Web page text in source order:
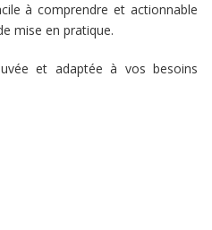
à comprendre et actionnable
mise en pratique.
et adaptée à vos besoins